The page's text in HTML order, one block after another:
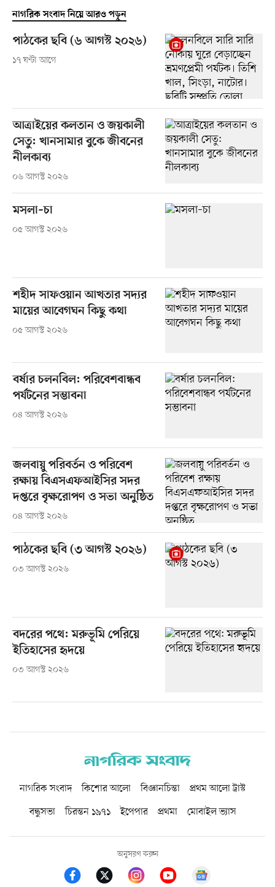
নাগরিক সংবাদ নিয়ে আরও পড়ুন
পাঠকের ছবি (৬ আগস্ট ২০২৬)
১৭ ঘণ্টা আগে
আত্রাইয়ের কলতান ও জয়কালী
সেতু: খানসামার বুকে জীবনের
নীলকাব্য
০৬ আগস্ট ২০২৬
মসলা–চা
০৫ আগস্ট ২০২৬
শহীদ সাফওয়ান আখতার সদ্যর
মায়ের আবেগঘন কিছু কথা
০৫ আগস্ট ২০২৬
বর্ষার চলনবিল: পরিবেশবান্ধব
পর্যটনের সম্ভাবনা
০৪ আগস্ট ২০২৬
জলবায়ু পরিবর্তন ও পরিবেশ
রক্ষায় বিএসএফআইসির সদর
দপ্তরে বৃক্ষরোপণ ও সভা অনুষ্ঠিত
০৪ আগস্ট ২০২৬
পাঠকের ছবি (৩ আগস্ট ২০২৬)
০৩ আগস্ট ২০২৬
বদরের পথে: মরুভূমি পেরিয়ে
ইতিহাসের হৃদয়ে
০৩ আগস্ট ২০২৬
নাগরিক সংবাদ কিশোর আলো বিজ্ঞানচিন্তা
প্রথম আলো ট্রাস্ট
বন্ধুসভা
চিরন্তন ১৯৭১ ইপেপার প্রথমা মোবাইল ভ্যাস
অনুসরণ করুন